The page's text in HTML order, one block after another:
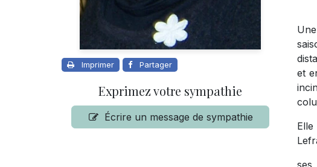
Imprimer Partager
Exprimez votre sympathie
Écrire un message de sympathie
et
ses